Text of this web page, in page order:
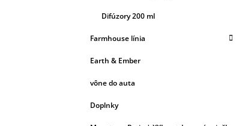
Difúzory 200 ml
Farmhouse línia
Earth & Ember
vône do auta
Doplnky